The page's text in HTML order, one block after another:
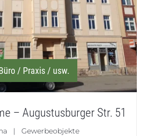
/ Praxis / usw.
– Augustusburger Str. 51
| Gewerbeobjekte